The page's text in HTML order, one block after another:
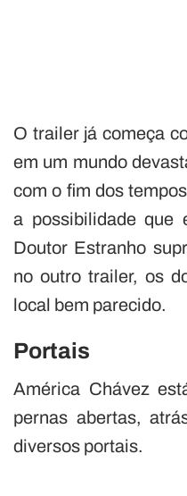
O trailer já começa
em um mundo
com o fim dos
a possibilidade que
Doutor Estranho
no outro trailer, os
local bem parecido.
Portais
América Chávez
pernas abertas,
diversos portais.